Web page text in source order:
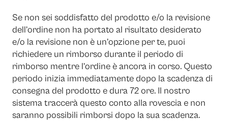
Se non sei soddisfatto del prodotto e/o la revisione
dell’ordine non ha portato al risultato desiderato
e/o la revisione non è un’opzione per te, puoi
richiedere un rimborso durante il periodo di
rimborso mentre l’ordine è ancora in corso. Questo
periodo inizia immediatamente dopo la scadenza di
consegna del prodotto e dura 72 ore. Il nostro
sistema traccerà questo conto alla rovescia e non
saranno possibili rimborsi dopo la sua scadenza.